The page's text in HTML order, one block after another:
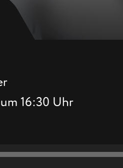
16:30 Uhr